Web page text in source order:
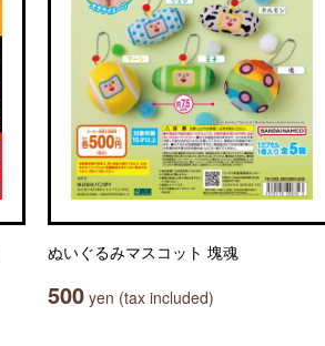
ぬいぐるみマスコット 塊魂
500 yen (tax included)